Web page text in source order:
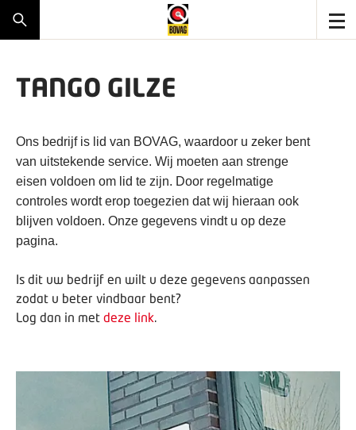
TANGO GILZE
Ons bedrijf is lid van BOVAG, waardoor u zeker bent
van uitstekende service. Wij moeten aan strenge
eisen voldoen om lid te zijn. Door regelmatige
controles wordt erop toegezien dat wij hieraan ook
blijven voldoen. Onze gegevens vindt u op deze
pagina.
Is dit uw bedrijf en wilt u deze gegevens aanpassen
zodat u beter vindbaar bent?
Log dan in met deze link.